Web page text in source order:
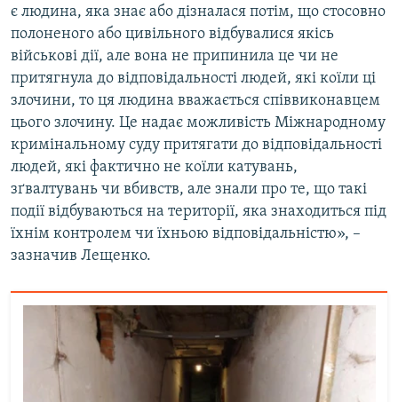
є людина, яка знає або дізналася потім, що стосовно
полоненого або цивільного відбувалися якісь
військові дії, але вона не припинила це чи не
притягнула до відповідальності людей, які коїли ці
злочини, то ця людина вважається співвиконавцем
цього злочину. Це надає можливість Міжнародному
кримінальному суду притягати до відповідальності
людей, які фактично не коїли катувань,
зґвалтувань чи вбивств, але знали про те, що такі
події відбуваються на території, яка знаходиться під
їхнім контролем чи їхньою відповідальністю», –
зазначив Лещенко.